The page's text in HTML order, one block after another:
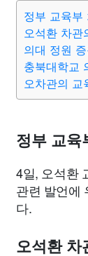
증권 인테
게임 스포츠
맛집 IT
의료 의학
교통 생활
정부 교육부
오석환 차관
의대 정원
충북대학교
오차관의 교
정부 교육
4일, 오석환
관련 발언에
다.
오석환 차